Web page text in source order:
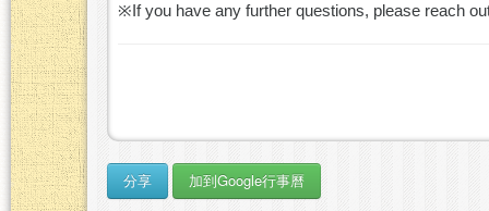
※If you have any further questions, please reach